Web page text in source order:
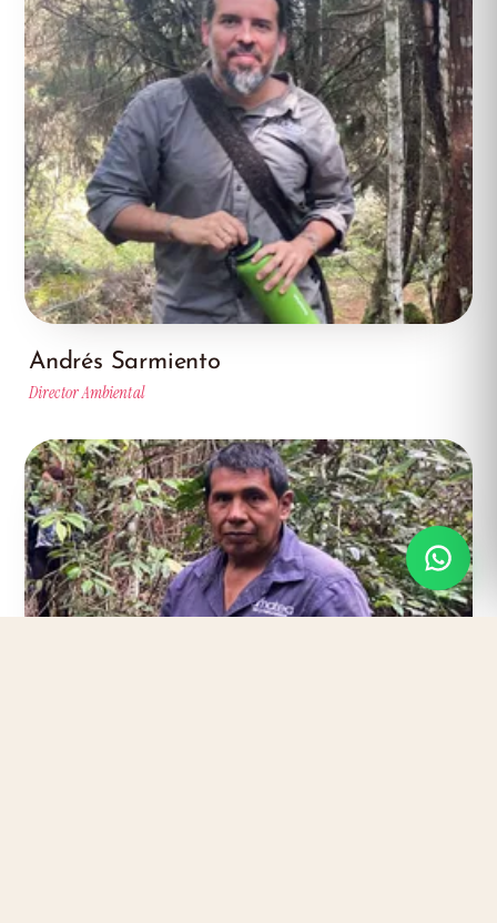
Andrés Sarmiento
Director Ambiental